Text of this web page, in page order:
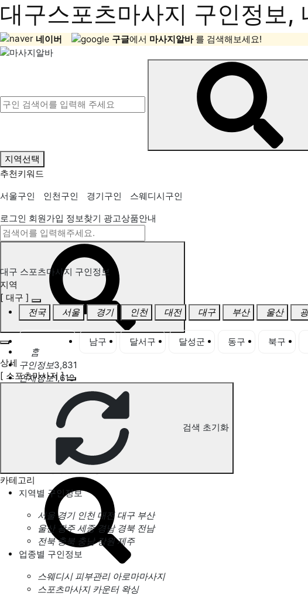
대구스포츠마사지 구인정보
네이버 구글에서 마사지알바 를 검색해보세요!
지역선택
추천키워드
서울구인
인천구인 경기구인
스웨디시구인
로그인 회원가입 정보찾기 광고상품안내
홈
구인정보3,831
인재정보1,618
고객센터
전국업체정보 마사지가이드
업체 서비스 관리
개인 서비스 관리
대구 스포츠마사지 구인정보
지역
[ 대구 ]
전국
서울 경기 인천 대전 대구 부산 울산
남구 달서구 달성군 동구 북구
상세
[ 스포츠마사지 ]
검색 초기화
카테고리
지역별 구인정보
서울 경기 인천 대전 대구 부산
울산 광주 세종 경남 경북 전남
전북 충북 충남 강원 제주
업종별 구인정보
스웨디시 피부관리 아로마마사지
스포츠마사지 카운터 왁싱